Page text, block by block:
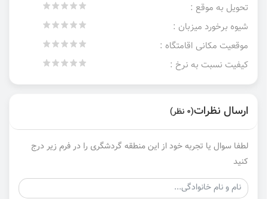
تحویل به موقع :
شیوه برخورد میزبان :
موقعیت مکانی اقامتگاه :
کیفیت نسبت به نرخ :
ارسال نظرات(0 نظر)
لطفا سوال یا تجربه خود از این منطقه گردشگری را در فرم زیر درج
کنید